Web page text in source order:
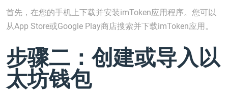
首先，在您的手机上下载并安装imToken应用程序。您可以
从App Store或Google Play商店搜索并下载imToken应用。
步骤二：创建或导入以
太坊钱包